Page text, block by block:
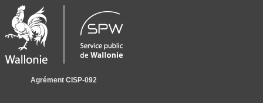
Agrément CISP-092